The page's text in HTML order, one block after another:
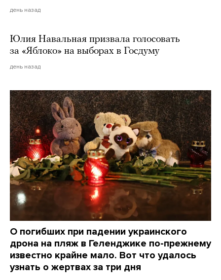
день назад
Юлия Навальная призвала голосовать
за «Яблоко» на выборах в Госдуму
день назад
О погибших при падении украинского
дрона на пляж в Геленджике по-прежнему
известно крайне мало. Вот что удалось
узнать о жертвах за три дня